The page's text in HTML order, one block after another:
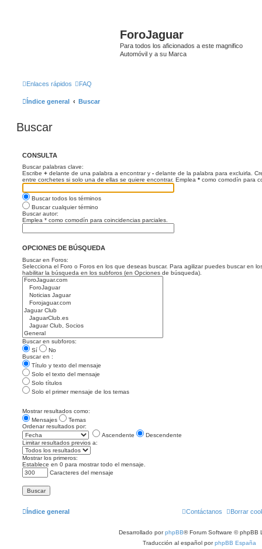
ForoJaguar
Para todos los aficionados a este magnifico
Automóvil y a su Marca
Enlaces rápidos FAQ
Índice general Buscar
Buscar
CONSULTA
Buscar palabras clave:
Escribe + delante de una palabra a encontrar y - delante de la palabra para excluirla.
entre corchetes si solo una de ellas se quiere encontrar. Emplea * como comodín para
Buscar todos los términos
Buscar cualquier término
Buscar autor:
Emplea * como comodín para coincidencias parciales.
OPCIONES DE BÚSQUEDA
Buscar en Foros:
Selecciona el Foro o Foros en los que deseas buscar. Para agilizar puedes buscar en
habilitar la búsqueda en los subforos (en Opciones de búsqueda).
Buscar en subforos:
Sí
No
Buscar en :
Título y texto del mensaje
Solo el texto del mensaje
Solo títulos
Solo el primer mensaje de los temas
Mostrar resultados como:
Mensajes
Temas
Ordenar resultados por:
Ascendente
Descendente
Limitar resultados previos a:
Mostrar los primeros:
Establece en 0 para mostrar todo el mensaje.
Caracteres del mensaje
Índice general Borrar
Contáctanos
Desarrollado porphpBB® Forum Software © phpBB
Traducción al español porphpBB España